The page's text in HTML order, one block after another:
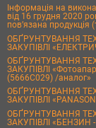
Інформація на
від 16 грудня 2020
пов’язана продукція
ОБҐРУНТУВАННЯ
ЗАКУПІВЛІ
ОБҐРУНТУВАННЯ
ЗАКУПІВЛІ
(5666C029) /аналог»
ОБҐРУНТУВАННЯ
ЗАКУПІВЛІ
ОБҐРУНТУВАННЯ
ЗАКУПІВЛІ «БЕНЗИН